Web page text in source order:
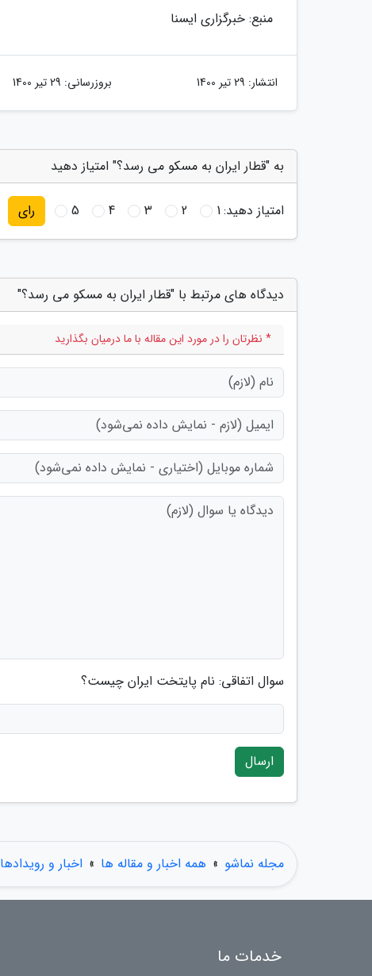
منبع: خبرگزاری ایسنا
انتشار: 29 تیر 1400 بروزرسانی: 29 تیر 1400
به "قطار ایران به مسکو می رسد؟" امتیاز دهید
امتیاز دهید:1
2
3
4
5 رای
دیدگاه های مرتبط با "قطار ایران به مسکو می رسد؟"
* نظرتان را در مورد این مقاله با ما درمیان بگذارید
سوال اتفاقی: نام پایتخت ایران چیست؟
ارسال
مجله نماشو » همه اخبار و مقاله ها » اخبار و رویدادها
خدمات ما